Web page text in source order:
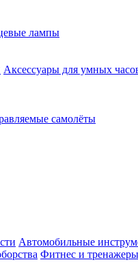
лампы
Аксессуары для умных
самолёты
Автомобильные
Фитнес и тренажеры